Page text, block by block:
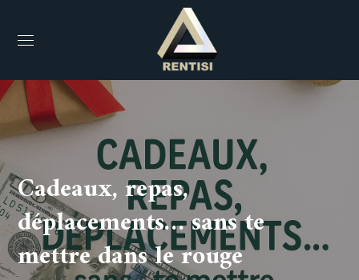
Cadeaux, repas,
déplacements… sans te
mettre dans le rouge